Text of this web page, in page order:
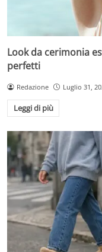
Look da cerimonia
perfetti
Redazione Luglio 31,
Leggi di più